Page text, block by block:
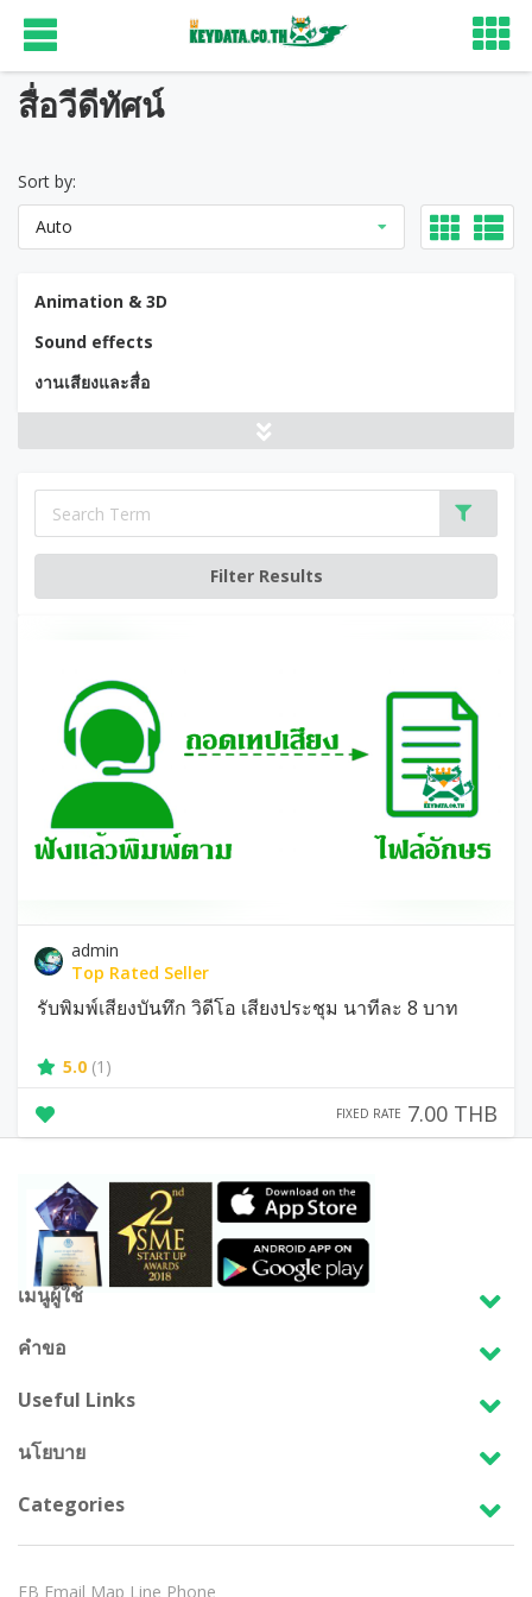
สื่อวีดีทัศน์
Sort by:
Auto
Animation & 3D
Sound effects
งานเสียงและสื่อ
admin
Top Rated Seller
รับพิมพ์เสียงบันทึก วิดีโอ เสียงประชุม นาทีละ 8 บาท
5.0 (1)
FIXED RATE 7.00 THB
เมนูผู้ใช้
คำขอ
Useful Links
นโยบาย
Categories
FB Email Map Line Phone